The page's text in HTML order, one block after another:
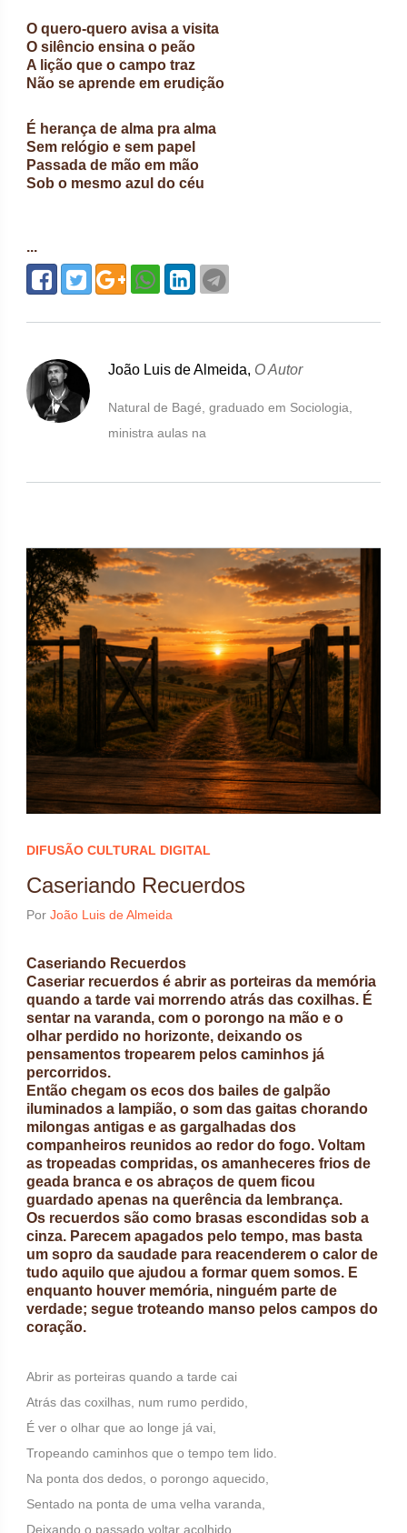
O quero-quero avisa a visita
O silêncio ensina o peão
A lição que o campo traz
Não se aprende em erudição
É herança de alma pra alma
Sem relógio e sem papel
Passada de mão em mão
Sob o mesmo azul do céu
...
João Luis de Almeida, O Autor
Natural de Bagé, graduado em Sociologia,
ministra aulas na
DIFUSÃO CULTURAL DIGITAL
Caseriando Recuerdos
Por João Luis de Almeida
Caseriando Recuerdos
Caseriar recuerdos é abrir as porteiras da memória
quando a tarde vai morrendo atrás das coxilhas. É
sentar na varanda, com o porongo na mão e o
olhar perdido no horizonte, deixando os
pensamentos tropearem pelos caminhos já
percorridos.
Então chegam os ecos dos bailes de galpão
iluminados a lampião, o som das gaitas chorando
milongas antigas e as gargalhadas dos
companheiros reunidos ao redor do fogo. Voltam
as tropeadas compridas, os amanheceres frios de
geada branca e os abraços de quem ficou
guardado apenas na querência da lembrança.
Os recuerdos são como brasas escondidas sob a
cinza. Parecem apagados pelo tempo, mas basta
um sopro da saudade para reacenderem o calor de
tudo aquilo que ajudou a formar quem somos. E
enquanto houver memória, ninguém parte de
verdade; segue troteando manso pelos campos do
coração.
Abrir as porteiras quando a tarde cai
Atrás das coxilhas, num rumo perdido,
É ver o olhar que ao longe já vai,
Tropeando caminhos que o tempo tem lido.
Na ponta dos dedos, o porongo aquecido,
Sentado na ponta de uma velha varanda,
Deixando o passado voltar acolhido,